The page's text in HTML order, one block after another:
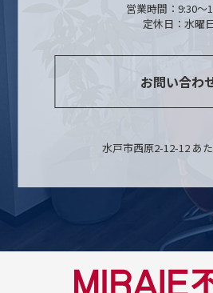
営業時間：9:30～
定休日：水曜
お問い合わ
水戸市西原2-12-12 あ